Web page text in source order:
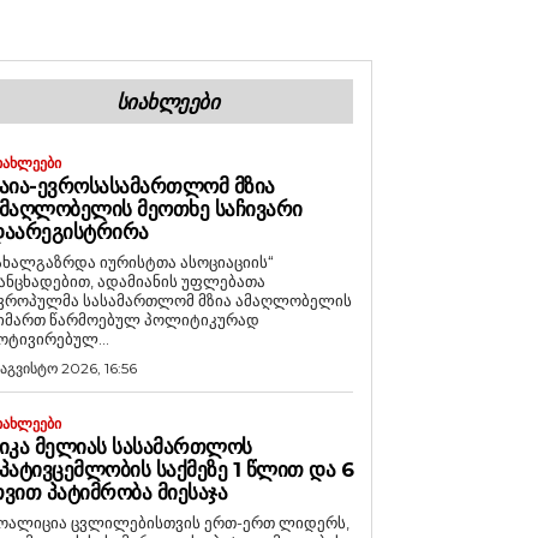
ᲡᲘᲐᲮᲚᲔᲔᲑᲘ
ᲔᲕᲠᲝᲡᲐᲡᲐᲛᲐᲠᲗᲚᲝᲛ ᲛᲖᲘᲐ
ᲛᲔᲝᲗᲮᲔ ᲡᲐᲩᲘᲕᲐᲠᲘ
იურისტთა ასოციაციის“
ადამიანის უფლებათა
სასამართლომ მზია ამაღლობელის
წარმოებულ პოლიტიკურად
2026, 16:56
ᲛᲔᲚᲘᲐᲡ ᲡᲐᲡᲐᲛᲐᲠᲗᲚᲝᲡ
ᲡᲐᲥᲛᲔᲖᲔ 1 ᲬᲚᲘᲗ ᲓᲐ 6
ᲞᲐᲢᲘᲛᲠᲝᲑᲐ ᲛᲘᲔᲡᲐᲯᲐ
ცვლილებისთვის ერთ-ერთ ლიდერს,